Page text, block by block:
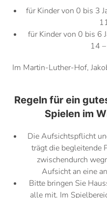
für Kinder von 0 bis 3
für Kinder von 0 bis 6
14
Im Martin-Luther-Hof,
Regeln für ein
Spielen im
Die Aufsichtspflicht
trägt die begleitende
zwischendurch
Aufsicht an eine
Bitte bringen Sie
alle mit. Im